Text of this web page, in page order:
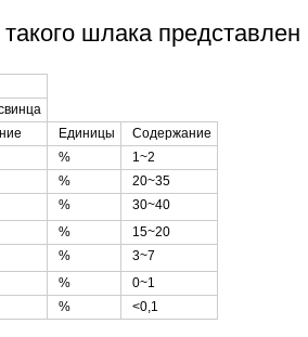
шлака
Единицы
Содержание
%
1~2
%
20~35
%
30~40
%
15~20
%
3~7
%
0~1
% <0,1